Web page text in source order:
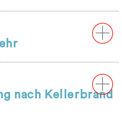
nach Kellerbrand